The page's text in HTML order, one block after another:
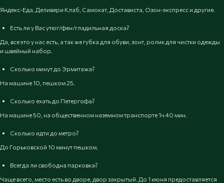
Яндекс-Еда, Деливери Клаб, Самокат, Достависта, Озон-экспресс и другие.
Есть ли у Вас утюг/фен/гладильная доска?
Да, все это у нас есть, а так же губка для обуви, зонт, ролик для чистки одежды
и швейный набор.
Сколько минут до Эрмитажа?
На машине 10, пешком 25.
Сколько ехать до Петергофа?
На машине 50, на общественном наземном транспорте 1ч 40 мин.
Сколько идти до метро?
До Горьковской 10 минут пешком.
Всегда ли свободна парковка?
Чаще всего, место есть во дворе, двор закрытый. До 1 июня предоставляется